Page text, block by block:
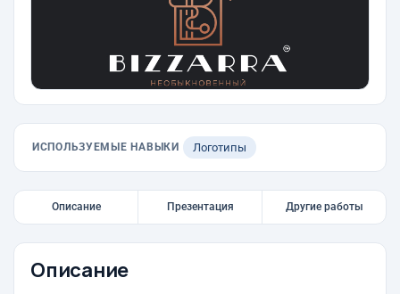
ИСПОЛЬЗУЕМЫЕ НАВЫКИ Логотипы
Описание Презентация Другие работы
Описание